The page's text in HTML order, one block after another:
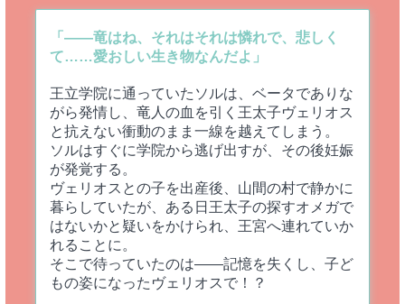
「――竜はね、それはそれは憐れで、悲しく
て……愛おしい生き物なんだよ」
王立学院に通っていたソルは、ベータでありな
がら発情し、竜人の血を引く王太子ヴェリオス
と抗えない衝動のまま一線を越えてしまう。
ソルはすぐに学院から逃げ出すが、その後妊娠
が発覚する。
ヴェリオスとの子を出産後、山間の村で静かに
暮らしていたが、ある日王太子の探すオメガで
はないかと疑いをかけられ、王宮へ連れていか
れることに。
そこで待っていたのは――記憶を失くし、子ど
もの姿になったヴェリオスで！？